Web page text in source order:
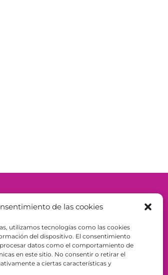
de las cookies
utilizamos tecnologías como las cookies
del dispositivo. El consentimiento
datos como el comportamiento de
en este sitio. No consentir o retirar el
a ciertas características y